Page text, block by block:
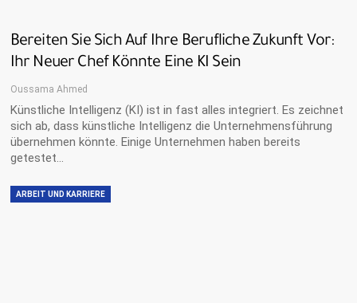
Bereiten Sie Sich Auf Ihre Berufliche Zukunft Vor:
Ihr Neuer Chef Könnte Eine KI Sein
Oussama Ahmed
Künstliche Intelligenz (KI) ist in fast alles integriert. Es zeichnet
sich ab, dass künstliche Intelligenz die Unternehmensführung
übernehmen könnte. Einige Unternehmen haben bereits
getestet…
ARBEIT UND KARRIERE